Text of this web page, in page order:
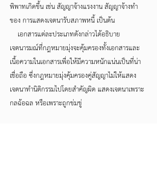
พิพาทเกิดขึ้น เช่น สัญญาจ้างแรงงาน สัญญาจ้างทำ
ของ การแสดงเจตนารับสภาพหนี้ เป็นต้น
เอกสารแต่ละประเภทดังกล่าวได้อธิบาย
เจตนารมณ์ที่กฎหมายมุ่งจะคุ้มครองทั้งเอกสารและ
เนื้อความในเอกสารเพื่อให้มีความหนักแน่นเป็นที่น่า
เชื่อถือ ซึ่งกฎหมายมุ่งคุ้มครองคู่สัญญาไม่ให้แสดง
เจตนาทำนิติกรรมไปโดยสำคัญผิด แสดงเจตนาเพราะ
กลฉ้อฉล หรือเพราะถูกข่มขู่